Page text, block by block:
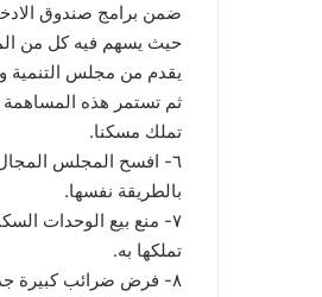
ضمن برامج صندوق
حيث يسهم فيه كل من
يقدم من مجلس التنمية
ثم تستمر هذه
تملك مسكنا.
٦- افسح المجلس
بالطريقة نفسها.
٧- منع بيع الوحدات
تملكها به.
٨- فرض ضرائب كبيرة